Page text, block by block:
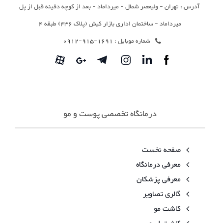
آدرس : تهران - ولیعصر شمال - میرداماد - بعد از کوچه دفینه قبل از پل
میرداماد - ساختمان اداری بازار کیش (پلاک 436) طبقه 4
شماره موبایل : 1691-915-0912
درمانگاه تخصصی پوست و مو
صفحه نخست
معرفی درمانگاه
معرفی پزشکان
گالری تصاویر
کاشت مو